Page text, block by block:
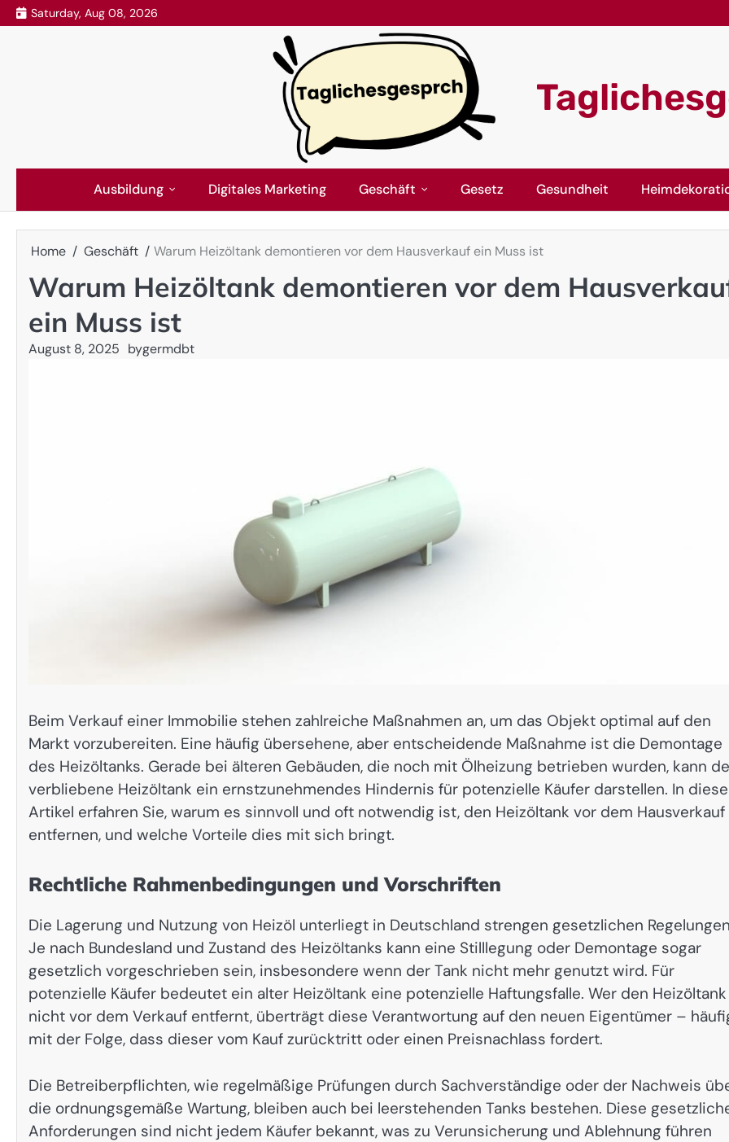
Skip
to
Saturday, Aug 08, 2026
Ausbildung Digitales Marketing Geschäft Gesetz Gesundheit
Home Geschäft Warum Heizöltank demontieren vor dem Hausverkauf ein Muss ist
Warum Heizöltank demontieren vor dem
ein Muss ist
August 8, 2025 bygermdbt
Beim Verkauf einer Immobilie stehen zahlreiche Maßnahmen an, um das Objekt optimal auf den
Markt vorzubereiten. Eine häufig übersehene, aber entscheidende Maßnahme ist die Demontage
des Heizöltanks. Gerade bei älteren Gebäuden, die noch mit Ölheizung betrieben wurden, kann
verbliebene Heizöltank ein ernstzunehmendes Hindernis für potenzielle Käufer darstellen. In
Artikel erfahren Sie, warum es sinnvoll und oft notwendig ist, den Heizöltank vor dem Hausverkauf
entfernen, und welche Vorteile dies mit sich bringt.
Rechtliche Rahmenbedingungen und Vorschriften
Die Lagerung und Nutzung von Heizöl unterliegt in Deutschland strengen gesetzlichen
Je nach Bundesland und Zustand des Heizöltanks kann eine Stilllegung oder Demontage sogar
gesetzlich vorgeschrieben sein, insbesondere wenn der Tank nicht mehr genutzt wird. Für
potenzielle Käufer bedeutet ein alter Heizöltank eine potenzielle Haftungsfalle. Wer den Heizöltank
nicht vor dem Verkauf entfernt, überträgt diese Verantwortung auf den neuen Eigentümer –
mit der Folge, dass dieser vom Kauf zurücktritt oder einen Preisnachlass fordert.
Die Betreiberpflichten, wie regelmäßige Prüfungen durch Sachverständige oder der Nachweis
die ordnungsgemäße Wartung, bleiben auch bei leerstehenden Tanks bestehen. Diese
Anforderungen sind nicht jedem Käufer bekannt, was zu Verunsicherung und Ablehnung führen